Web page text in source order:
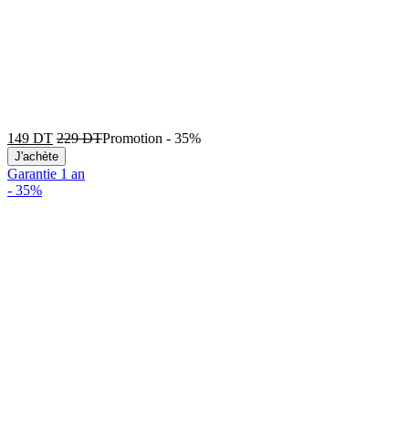
149 DT 229DTPromotion - 35%
J'achète
Garantie 1 an
- 35%